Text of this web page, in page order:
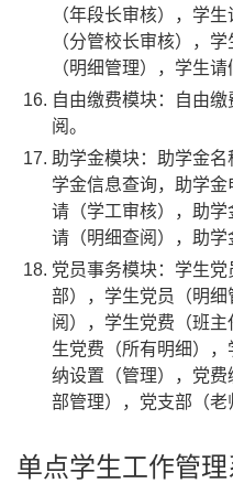
（年段长审核），学
（分管校长审核），
（明细管理），学生请
自由缴费模块：自由
阅。
助学金模块：助学金
学金信息查询，助学
请（学工审核），助
请（明细查阅），助学
党员事务模块：学生
部），学生党员（明
阅），学生党费（班
生党费（所有明细）
纳设置（管理），党
部管理），党支部（老
单点学生工作管